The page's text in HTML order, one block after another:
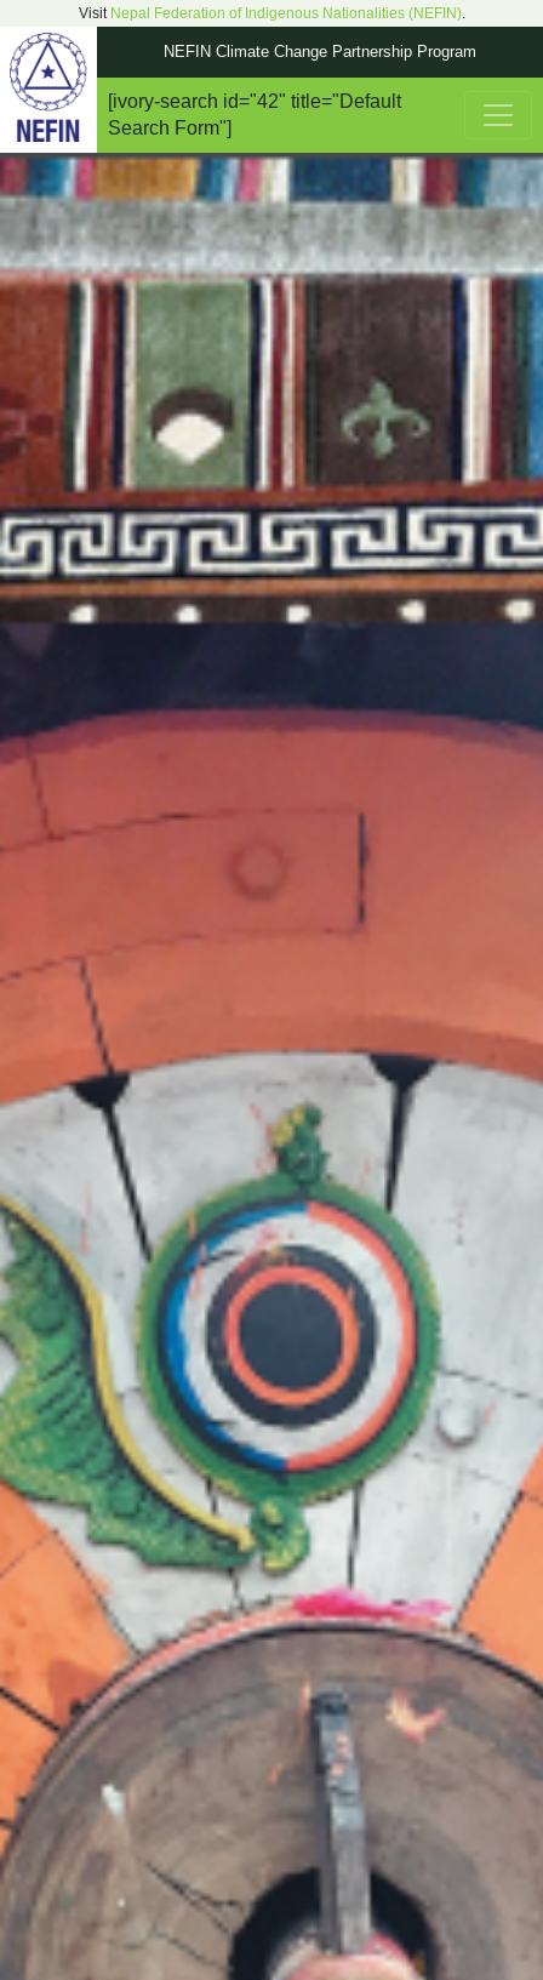
Visit Nepal Federation of Indigenous Nationalities (NEFIN).
NEFIN Climate Change Partnership Program
Main Navigation
[ivory-search id="42" title="Default
Search Form"]